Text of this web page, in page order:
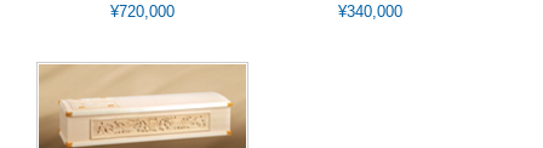
¥720,000
¥340,000